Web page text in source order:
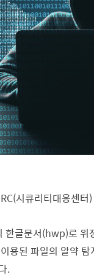
시큐리티대응센터
글문서(hwp)로 위
용된 파일의 알약 탐
.